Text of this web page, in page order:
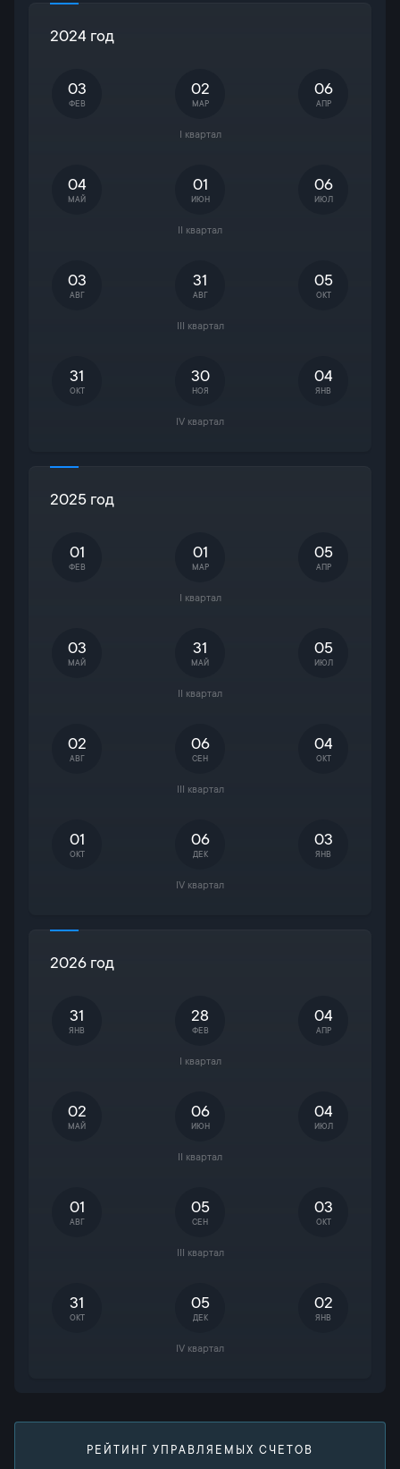
2024 год
03
ФЕВ
02
МАР
06
АПР
I квартал
04
МАЙ
01
ИЮН
06
ИЮЛ
II квартал
03
АВГ
31
АВГ
05
ОКТ
III квартал
31
ОКТ
30
НОЯ
04
ЯНВ
IV квартал
2025 год
01
ФЕВ
01
МАР
05
АПР
I квартал
03
МАЙ
31
МАЙ
05
ИЮЛ
II квартал
02
АВГ
06
СЕН
04
ОКТ
III квартал
01
ОКТ
06
ДЕК
03
ЯНВ
IV квартал
2026 год
31
ЯНВ
28
ФЕВ
04
АПР
I квартал
02
МАЙ
06
ИЮН
04
ИЮЛ
II квартал
01
АВГ
05
СЕН
03
ОКТ
III квартал
31
ОКТ
05
ДЕК
02
ЯНВ
IV квартал
РЕЙТИНГ УПРАВЛЯЕМЫХ СЧЕТОВ